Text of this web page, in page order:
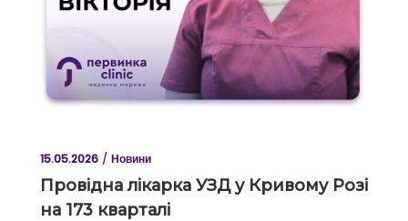
15.05.2026 Новини
Провідна лікарка УЗД у Кривому Розі
на 173 кварталі